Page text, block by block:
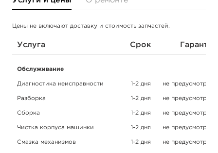
Цены не включают доставку и стоимость запчастей.
Услуга Срок Гарантия
Обслуживание
Диагностика неисправности 1-2 дня не предусмотрено
Разборка 1-2 дня не предусмотрено
Сборка 1-2 дня не предусмотрено
Чистка корпуса машинки 1-2 дня не предусмотрено
Смазка механизмов 1-2 дня не предусмотрено